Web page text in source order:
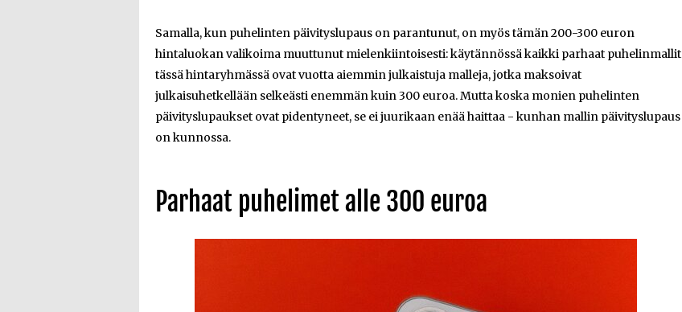
Samalla, kun puhelinten päivityslupaus on parantunut, on myös tämän 200-300 euron
hintaluokan valikoima muuttunut mielenkiintoisesti: käytännössä kaikki parhaat puhelinmallit
tässä hintaryhmässä ovat vuotta aiemmin julkaistuja malleja, jotka maksoivat
julkaisuhetkellään selkeästi enemmän kuin 300 euroa. Mutta koska monien puhelinten
päivityslupaukset ovat pidentyneet, se ei juurikaan enää haittaa - kunhan mallin päivityslupaus
on kunnossa.
Parhaat puhelimet alle 300 euroa